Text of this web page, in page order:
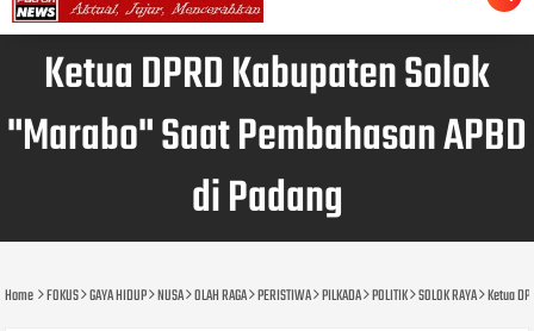
Ketua DPRD Kabupaten Solok
"Marabo" Saat Pembahasan APBD
di Padang
Home FOKUS GAYA HIDUP NUSA OLAH RAGA PERISTIWA PILKADA POLITIK SOLOK RAYA Ketua